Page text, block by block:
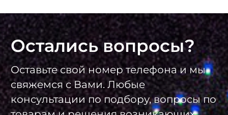
Остались вопросы?
Оставьте свой номер телефона и мы
свяжемся с Вами. Любые
консультации по подбору, вопросы по